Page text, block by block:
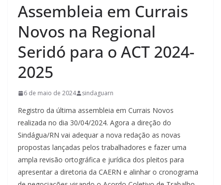
Assembleia em Currais
Novos na Regional
Seridó para o ACT 2024-
2025
6 de maio de 2024 sindaguarn
Registro da última assembleia em Currais Novos
realizada no dia 30/04/2024. Agora a direção do
Sindágua/RN vai adequar a nova redação as novas
propostas lançadas pelos trabalhadores e fazer uma
ampla revisão ortográfica e jurídica dos pleitos para
apresentar a diretoria da CAERN e alinhar o cronograma